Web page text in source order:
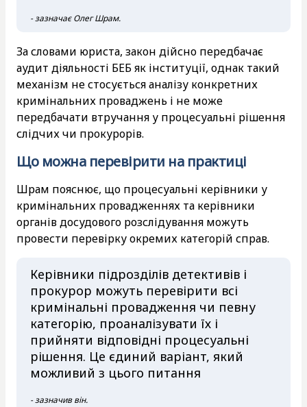
- зазначає Олег Шрам.
За словами юриста, закон дійсно передбачає
аудит діяльності БЕБ як інституції, однак такий
механізм не стосується аналізу конкретних
кримінальних проваджень і не може
передбачати втручання у процесуальні рішення
слідчих чи прокурорів.
Що можна перевірити на практиці
Шрам пояснює, що процесуальні керівники у
кримінальних провадженнях та керівники
органів досудового розслідування можуть
провести перевірку окремих категорій справ.
Керівники підрозділів детективів і
прокурор можуть перевірити всі
кримінальні провадження чи певну
категорію, проаналізувати їх і
прийняти відповідні процесуальні
рішення. Це єдиний варіант, який
можливий з цього питання
- зазначив він.